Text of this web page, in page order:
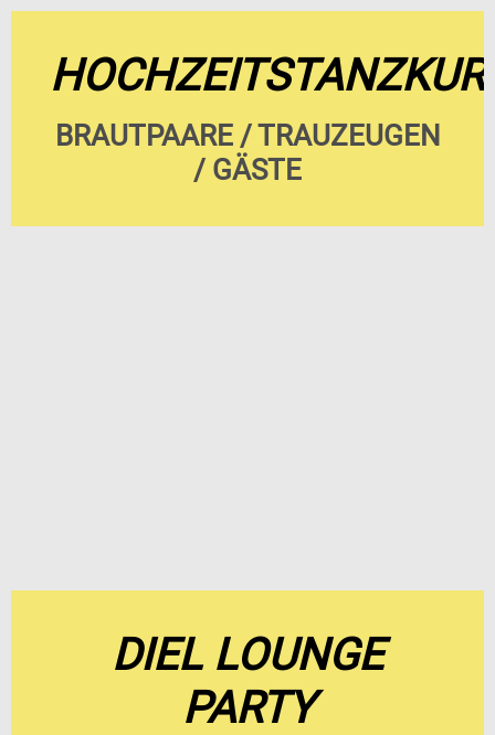
BRAUTPAARE / TRAUZEUGEN
/ GÄSTE
DIEL LOUNGE
PARTY